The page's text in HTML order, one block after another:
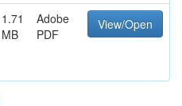
1.71
MB
Adobe
PDF
View/Open